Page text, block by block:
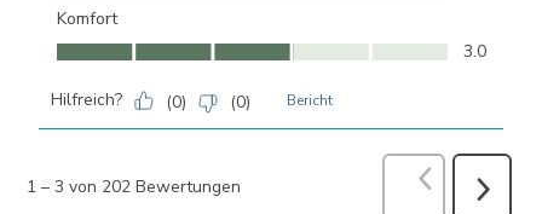
Komfort
Komfort, 3.0 von 5
3.0
Hilfreich? (0) (0) Bericht
1 – 3 von 202 Bewertungen VorherigeWeiter